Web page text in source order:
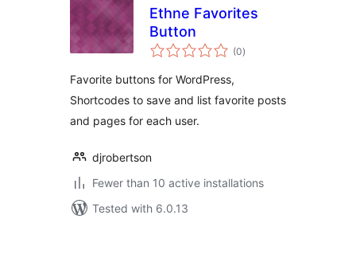
Ethne Favorites
Button
(0total
ratings
)
Favorite buttons for WordPress,
Shortcodes to save and list favorite posts
and pages for each user.
djrobertson
Fewer than 10 active installations
Tested with 6.0.13